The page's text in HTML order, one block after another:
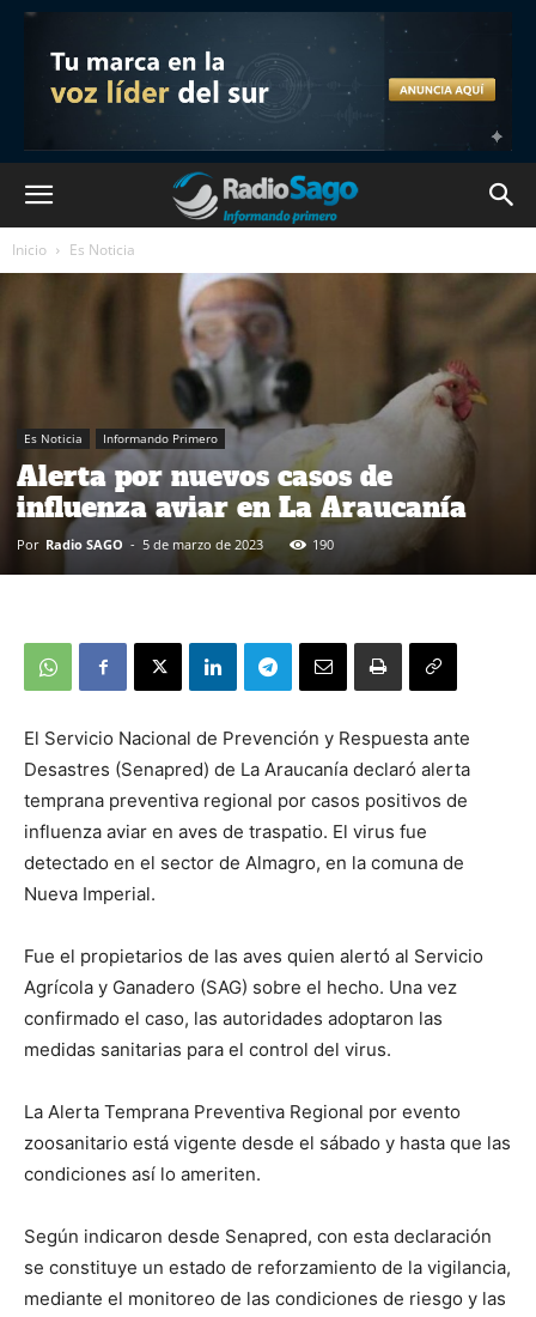
Inicio Es Noticia
Es Noticia Informando Primero
Alerta por nuevos casos de
influenza aviar en La Araucanía
Por Radio SAGO - 5 de marzo de 2023 190
El Servicio Nacional de Prevención y Respuesta ante
Desastres (Senapred) de La Araucanía declaró alerta
temprana preventiva regional por casos positivos de
influenza aviar en aves de traspatio. El virus fue
detectado en el sector de Almagro, en la comuna de
Nueva Imperial.
Fue el propietarios de las aves quien alertó al Servicio
Agrícola y Ganadero (SAG) sobre el hecho. Una vez
confirmado el caso, las autoridades adoptaron las
medidas sanitarias para el control del virus.
La Alerta Temprana Preventiva Regional por evento
zoosanitario está vigente desde el sábado y hasta que las
condiciones así lo ameriten.
Según indicaron desde Senapred, con esta declaración
se constituye un estado de reforzamiento de la vigilancia,
mediante el monitoreo de las condiciones de riesgo y las